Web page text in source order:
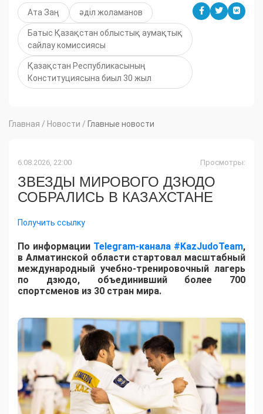
Ата Заң әділ жоламанов
Батыс Қазақстан облыстық аумақтық
сайлау комиссиясы
Қазақстан Республикасының
Конституциясына биыл 30 жыл
Главная / Новости / Главные новости
6.08.2026, 22:00 Просмотры:
ЗВЕЗДЫ МИРОВОГО ДЗЮДО
СОБРАЛИСЬ В КАЗАХСТАНЕ
Получить ссылку
По информации Telegram-канала #KazJudoTeam,
в Алматинской области стартовал масштабный
международный учебно-тренировочный лагерь
по дзюдо, объединивший более 700
спортсменов из 30 стран мира.